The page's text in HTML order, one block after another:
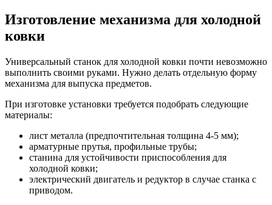
Изготовление механизма для холодной
ковки
Универсальный станок для холодной ковки почти невозможно
выполнить своими руками. Нужно делать отдельную форму
механизма для выпуска предметов.
При изготовке установки требуется подобрать следующие
материалы:
лист металла (предпочтительная толщина 4-5 мм);
арматурные прутья, профильные трубы;
станина для устойчивости приспособления для
холодной ковки;
электрический двигатель и редуктор в случае станка с
приводом.